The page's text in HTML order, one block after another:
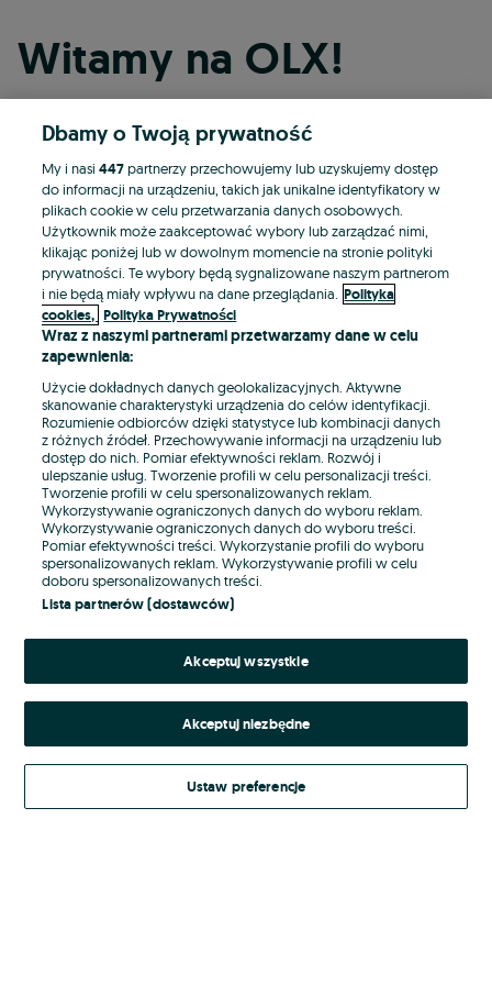
Witamy na OLX!
Kontynuuj przez Facebooka
Kontynuuj przez konto Apple
Kontynuuj przez konto Google
LUB
E-mail
Hasło
Nie pamiętasz hasła?
Zaloguj się
Kontynuując za pośrednictwem jednego z dostawców wskazanych powyżej,
Regulamin serwisuOLX.pl w jego aktualnym brzmieniu.
Dbamy o Twoją prywatność
My i nasi447partnerzy przechowujemy lub uzyskujemy dostęp
do informacji na urządzeniu, takich jak unikalne identyfikatory w
plikach cookie w celu przetwarzania danych osobowych.
Użytkownik może zaakceptować wybory lub zarządzać nimi,
klikając poniżej lub w dowolnym momencie na stronie polityki
prywatności. Te wybory będą sygnalizowane naszym partnerom
i nie będą miały wpływu na dane przeglądania. Polityka
cookies, Polityka Prywatności
Wraz z naszymi partnerami przetwarzamy dane w celu
zapewnienia:
Użycie dokładnych danych geolokalizacyjnych. Aktywne
skanowanie charakterystyki urządzenia do celów identyfikacji.
Rozumienie odbiorców dzięki statystyce lub kombinacji danych
z różnych źródeł. Przechowywanie informacji na urządzeniu lub
dostęp do nich. Pomiar efektywności reklam. Rozwój i
ulepszanie usług. Tworzenie profili w celu personalizacji treści.
Tworzenie profili w celu spersonalizowanych reklam.
Wykorzystywanie ograniczonych danych do wyboru reklam.
Wykorzystywanie ograniczonych danych do wyboru treści.
Pomiar efektywności treści. Wykorzystanie profili do wyboru
spersonalizowanych reklam. Wykorzystywanie profili w celu
doboru spersonalizowanych treści.
Lista partnerów (dostawców)
Akceptuj wszystkie
Akceptuj niezbędne
Ustaw preferencje